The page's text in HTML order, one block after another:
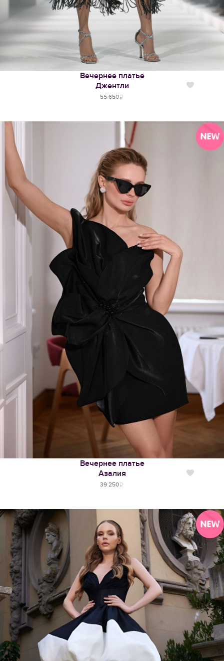
Вечернее платье
Джентли
55 650
Вечернее платье
Азалия
39 250